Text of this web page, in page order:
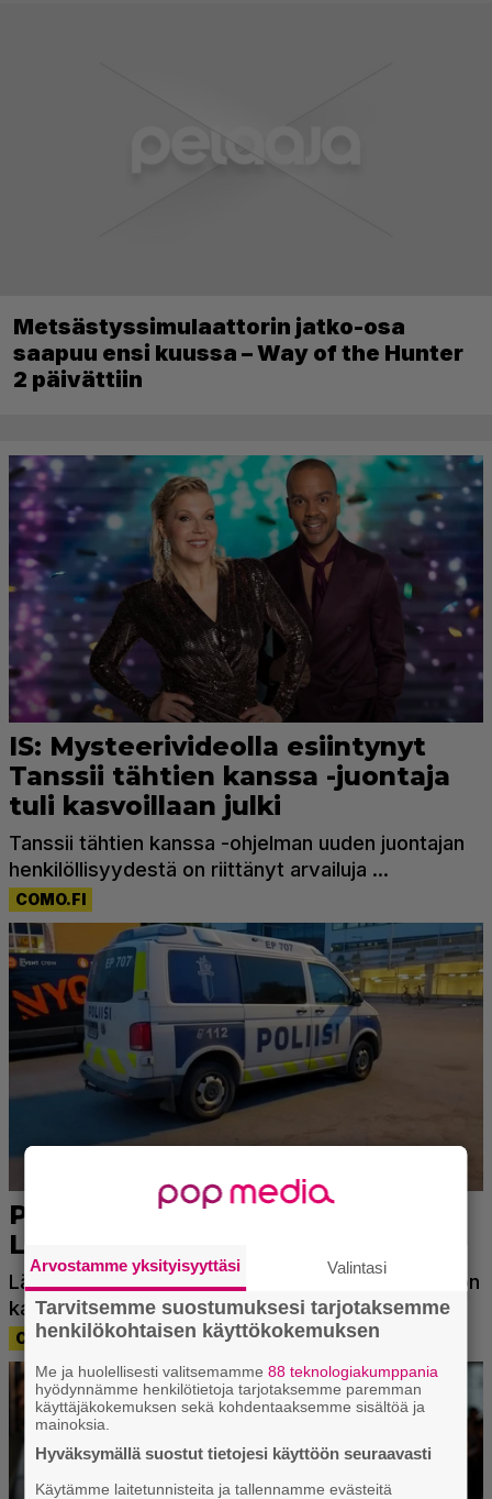
Metsästyssimulaattorin jatko-osa
saapuu ensi kuussa – Way of the Hunter
2 päivättiin
Arvostamme yksityisyyttäsi Valintasi
Tarvitsemme suostumuksesi tarjotaksemme
henkilökohtaisen käyttökokemuksen
Me ja huolellisesti valitsemamme88 teknologiakumppania
hyödynnämme henkilötietoja tarjotaksemme paremman
käyttäjäkokemuksen sekä kohdentaaksemme sisältöä ja
mainoksia.
Hyväksymällä suostut tietojesi käyttöön seuraavasti
Käytämme laitetunnisteita ja tallennamme evästeitä